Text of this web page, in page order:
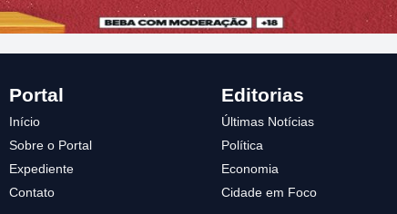
Portal
Início
Sobre o Portal
Expediente
Contato
Editorias
Últimas Notícias
Política
Economia
Cidade em Foco